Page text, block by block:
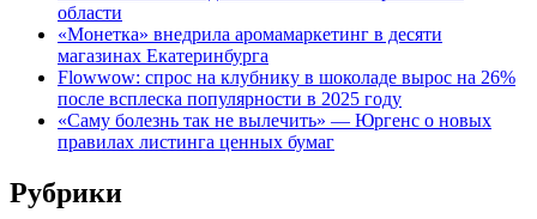
области
«Монетка» внедрила аромамаркетинг в десяти
магазинах Екатеринбурга
Flowwow: спрос на клубнику в шоколаде вырос на 26%
после всплеска популярности в 2025 году
«Саму болезнь так не вылечить» — Юргенс о новых
правилах листинга ценных бумаг
Рубрики